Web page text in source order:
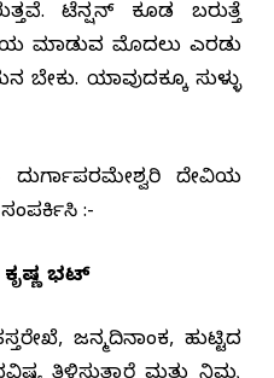
ಟೆನ್ಷನ್ ಕೂಡ ಬರುತ್ತೆ
ಮಾಡುವ ಮೊದಲು ಎರಡು
ಯಾವುದಕ್ಕೂ ಸುಳ್ಳು
ದುರ್ಗಾಪರಮೇಶ್ವರಿ ದೇವಿಯ
:-
ಭಟ್
ಜನ್ಮದಿನಾಂಕ, ಹುಟ್ಟಿದ